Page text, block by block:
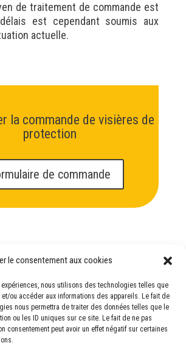
le consentement aux cookies
nous utilisons des technologies telles que
ou accéder aux informations des appareils. Le fait de
nous permettra de traiter des données telles que le
ou les ID uniques sur ce site. Le fait de ne pas
consentement peut avoir un effet négatif sur certaines
de traitement de commande est
est cependant soumis aux
actuelle.
la commande de visières de
protection
de commande
CONTACT
vous pouvez nous